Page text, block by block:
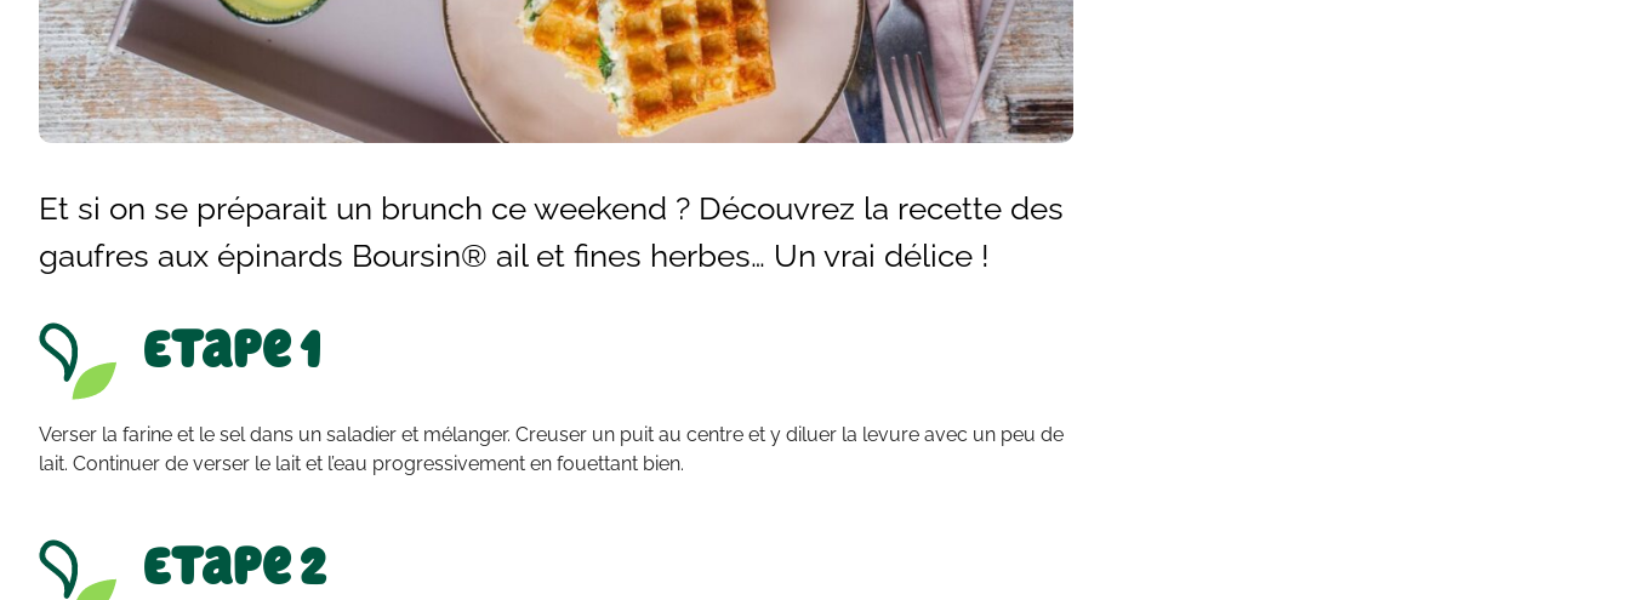
Et si on se préparait un brunch ce weekend ? Découvrez la recette des
gaufres aux épinards Boursin® ail et fines herbes… Un vrai délice !
Etape 1
Verser la farine et le sel dans un saladier et mélanger. Creuser un puit au centre et y diluer la levure avec un peu de
lait. Continuer de verser le lait et l’eau progressivement en fouettant bien.
Etape 2